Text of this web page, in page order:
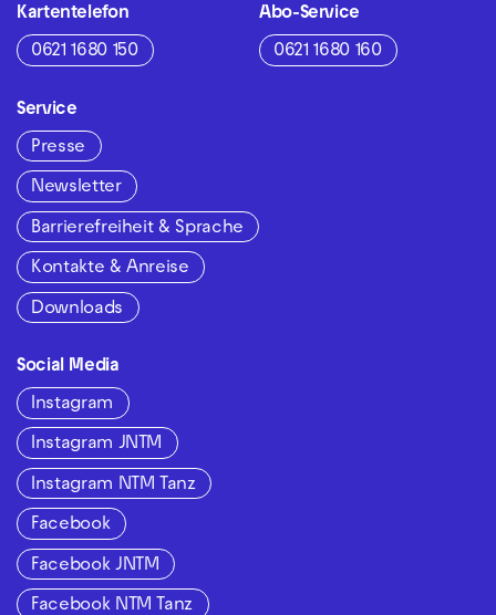
Kartentelefon
0621 1680 150
Abo-Service
0621 1680 160
Service
Presse
Newsletter
Barrierefreiheit & Sprache
Kontakte & Anreise
Downloads
Social Media
Instagram
Instagram JNTM
Instagram NTM Tanz
Facebook
Facebook JNTM
Facebook NTM Tanz